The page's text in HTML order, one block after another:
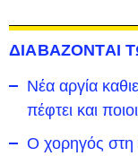
ΔΙΑΒΑΖΟΝΤΑΙ
Νέα αργία
πέφτει και
Ο χορηγός στη